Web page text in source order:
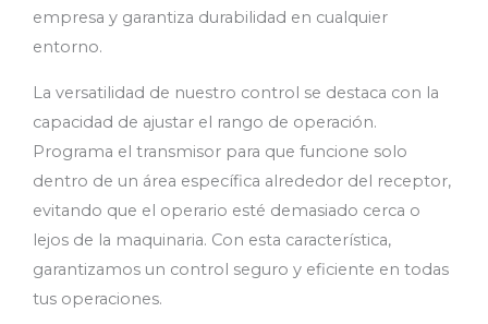
empresa y garantiza durabilidad en cualquier
entorno.
La versatilidad de nuestro control se destaca con la
capacidad de ajustar el rango de operación.
Programa el transmisor para que funcione solo
dentro de un área específica alrededor del receptor,
evitando que el operario esté demasiado cerca o
lejos de la maquinaria. Con esta característica,
garantizamos un control seguro y eficiente en todas
tus operaciones.